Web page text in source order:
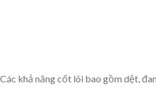
khả năng cốt lõi bao gồm dệt,